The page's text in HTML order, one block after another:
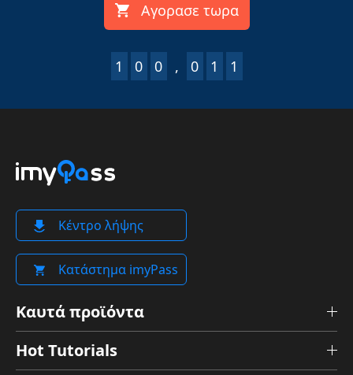
Αγορασε τωρα
1 0 0 , 0 1 1
Κέντρο λήψης
Κατάστημα imyPass
Καυτά προϊόντα
Hot Tutorials